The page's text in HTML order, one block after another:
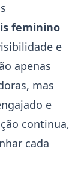
feminino
e
apenas
mas
e
continua,
cada